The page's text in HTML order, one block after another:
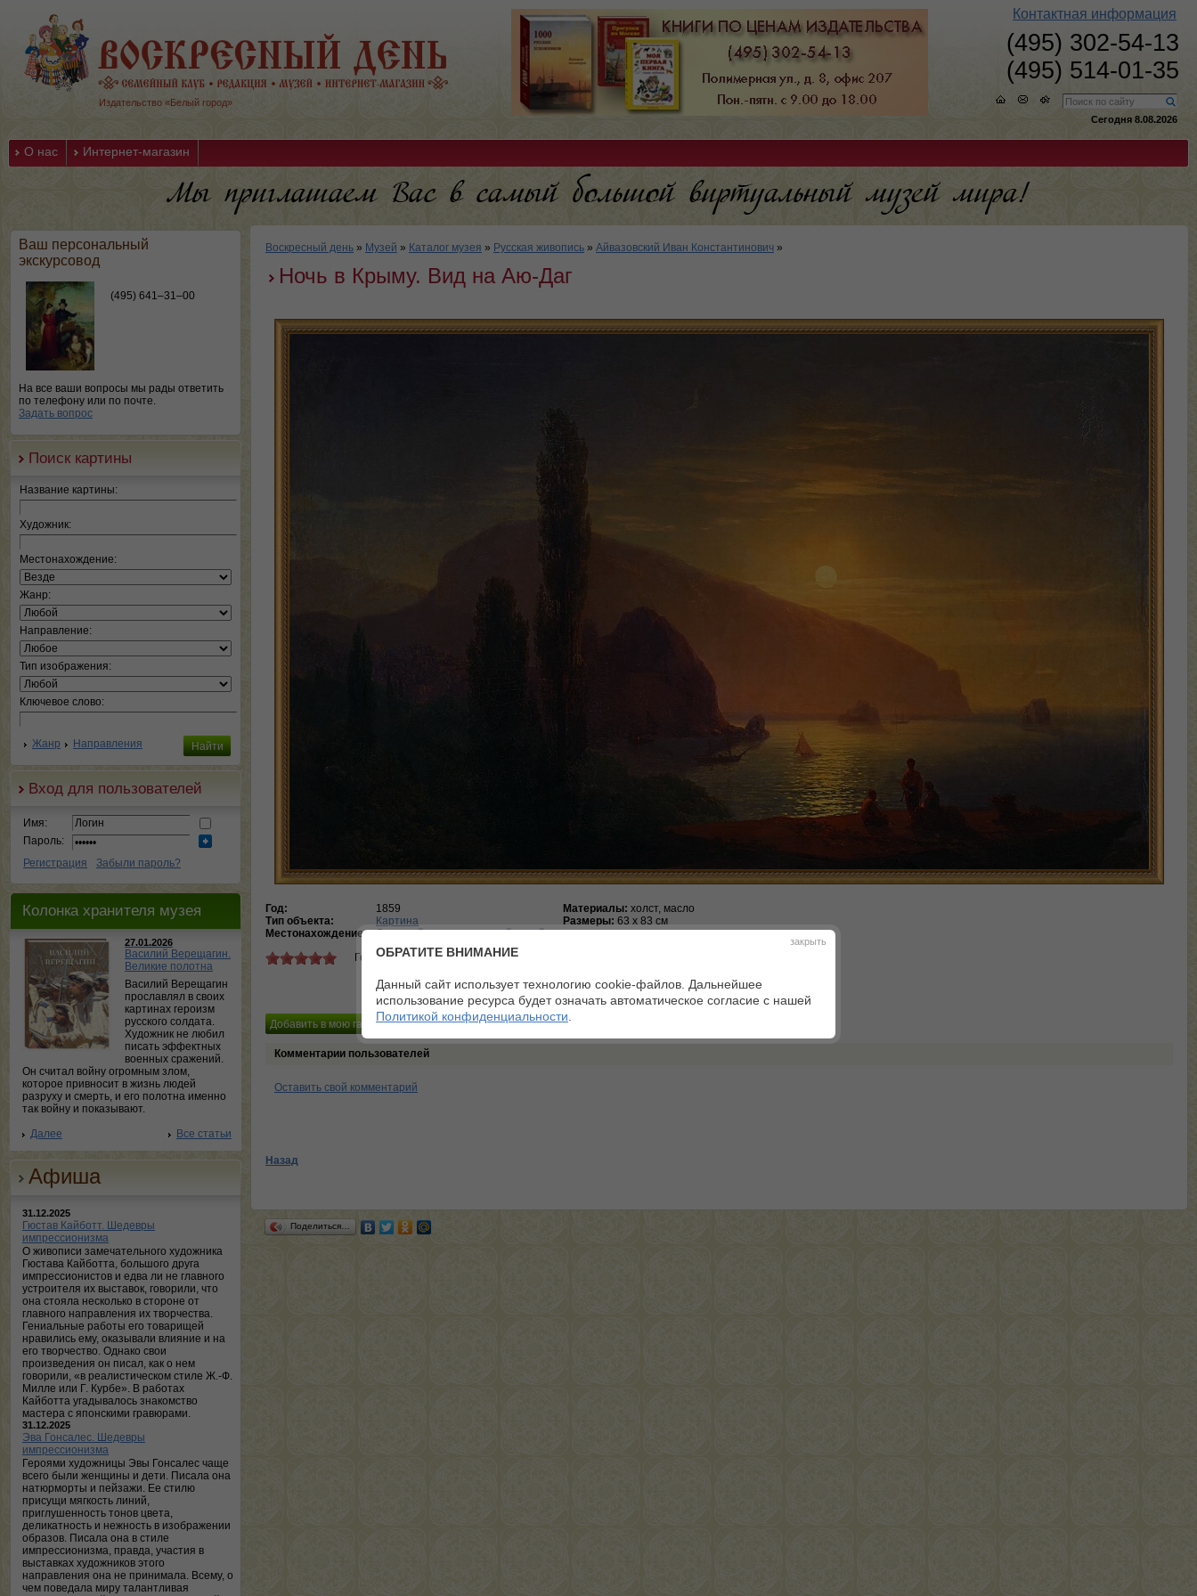
Издательство «Белый город»
Контактная информация
(495) 302-54-13
(495) 514-01-35
Сегодня 8.08.2026
О нас Интернет-магазин
Ваш персональный
экскурсовод
(495) 641–31–00
На все ваши вопросы мы рады ответить
по телефону или по почте.
Задать вопрос
Поиск картины
Название картины:
Художник:
Местонахождение:
Жанр:
Направление:
Тип изображения:
Ключевое слово:
Жанр Направления
Вход для пользователей
Имя:
Пароль:
Регистрация
Забыли пароль?
Колонка хранителя музея
27.01.2026
Василий Верещагин.
Великие полотна
Василий Верещагин
прославлял в своих
картинах героизм
русского солдата.
Художник не любил
писать эффектных
военных сражений.
Он считал войну огромным злом,
которое привносит в жизнь людей
разруху и смерть, и его полотна именно
так войну и показывают.
Далее
Все статьи
Афиша
31.12.2025
Гюстав Кайботт. Шедевры
импрессионизма
О живописи замечательного художника
Гюстава Кайботта, большого друга
импрессионистов и едва ли не главного
устроителя их выставок, говорили, что
она стояла несколько в стороне от
главного направления их творчества.
Гениальные работы его товарищей
нравились ему, оказывали влияние и на
его творчество. Однако свои
произведения он писал, как о нем
говорили, «в реалистическом стиле Ж.-Ф.
Милле или Г. Курбе». В работах
Кайботта угадывалось знакомство
мастера с японскими гравюрами.
31.12.2025
Эва Гонсалес. Шедевры
импрессионизма
Героями художницы Эвы Гонсалес чаще
всего были женщины и дети. Писала она
натюрморты и пейзажи. Ее стилю
присущи мягкость линий,
приглушенность тонов цвета,
деликатность и нежность в изображении
образов. Писала она в стиле
импрессионизма, правда, участия в
выставках художников этого
направления она не принимала. Всему, о
чем поведала миру талантливая
Воскресный день » Музей » Каталог музея » Русская живопись » Айвазовский Иван Константинович »
Ночь в Крыму. Вид на Аю-Даг
Год:
1859
Тип объекта:
Картина
Местонахождение:
Одесский художественный музей
Голосов:1 Средний балл:5
Материалы: холст, масло
Размеры: 63 х 83 см
Комментарии пользователей
Оставить свой комментарий
Назад
Поделиться…
закрыть
ОБРАТИТЕ ВНИМАНИЕ
Данный сайт использует технологию cookie-файлов. Дальнейшее
использование ресурса будет означать автоматическое согласие с нашей
Политикой конфиденциальности